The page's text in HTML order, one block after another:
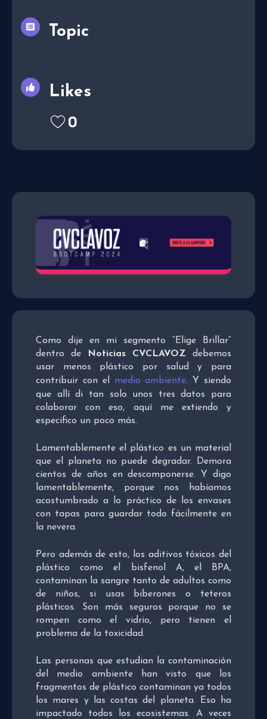
Como dije en mi segmento “Elige Brillar”
dentro de
Noticias CVCLAVOZ debemos
usar menos plástico por salud y para
contribuir con el medio ambiente. Y siendo
que allí di tan solo unos tres datos para
colaborar con eso, aquí me extiendo y
especifico un poco más.
Lamentablemente el plástico es un material
que el planeta no puede degradar. Demora
cientos de años en descomponerse. Y digo
lamentablemente, porque nos habíamos
acostumbrado a lo práctico de los envases
con tapas para guardar todo fácilmente en
la nevera.
Pero además de esto, los aditivos tóxicos del
plástico como el bisfenol A, el BPA,
contaminan la sangre tanto de adultos como
de niños, si usas biberones o teteros
plásticos. Son más seguros porque no se
rompen como el vidrio, pero tienen el
problema de la toxicidad.
Las personas que estudian la contaminación
del medio ambiente han visto que los
fragmentos de plástico contaminan ya todos
los mares y las costas del planeta. Eso ha
impactado todos los ecosistemas. A veces
Topic
Likes
0